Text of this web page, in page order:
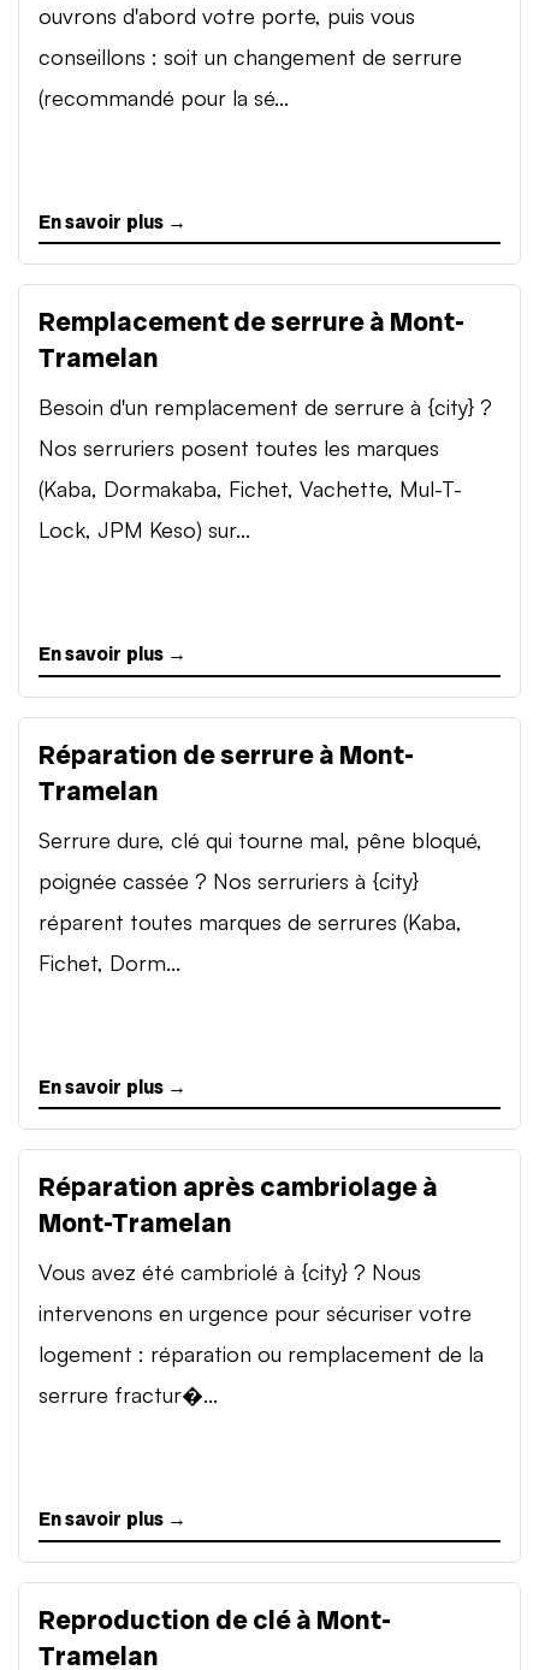
ouvrons d'abord votre porte, puis vous
conseillons : soit un changement de serrure
(recommandé pour la sé...
En savoir plus →
Remplacement de serrure à Mont-
Tramelan
Besoin d'un remplacement de serrure à {city} ?
Nos serruriers posent toutes les marques
(Kaba, Dormakaba, Fichet, Vachette, Mul-T-
Lock, JPM Keso) sur...
En savoir plus →
Réparation de serrure à Mont-
Tramelan
Serrure dure, clé qui tourne mal, pêne bloqué,
poignée cassée ? Nos serruriers à {city}
réparent toutes marques de serrures (Kaba,
Fichet, Dorm...
En savoir plus →
Réparation après cambriolage à
Mont-Tramelan
Vous avez été cambriolé à {city} ? Nous
intervenons en urgence pour sécuriser votre
logement : réparation ou remplacement de la
serrure fractur�...
En savoir plus →
Reproduction de clé à Mont-
Tramelan